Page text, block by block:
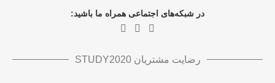
در شبکه‌های اجتماعی همراه ما باشید:
رضایت مشتریان STUDY2020